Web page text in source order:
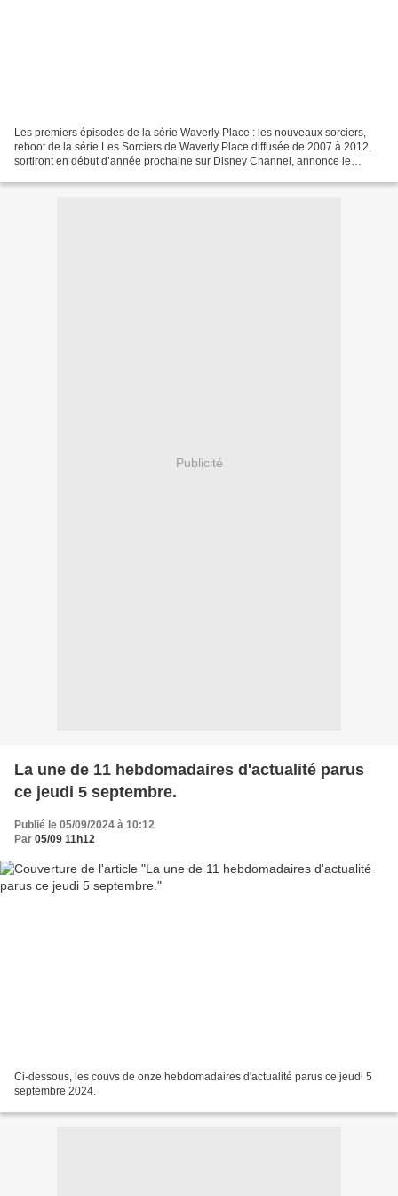
Les premiers épisodes de la série Waverly Place : les nouveaux sorciers,
reboot de la série Les Sorciers de Waverly Place diffusée de 2007 à 2012,
sortiront en début d’année prochaine sur Disney Channel, annonce le
Publicité
La une de 11 hebdomadaires d'actualité parus
ce jeudi 5 septembre.
Publié le 05/09/2024 à 10:12
Par 05/09 11h12
Ci-dessous, les couvs de onze hebdomadaires d'actualité parus ce jeudi 5
septembre 2024.